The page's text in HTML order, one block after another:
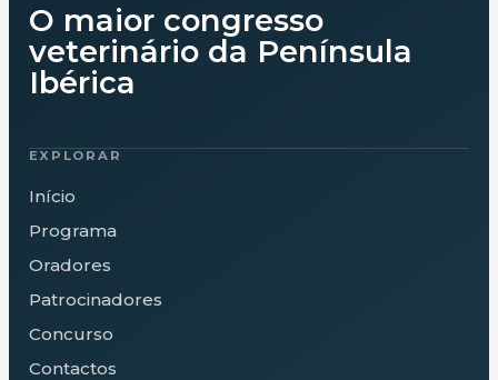
O maior congresso
veterinário da Península
Ibérica
EXPLORAR
Início
Programa
Oradores
Patrocinadores
Concurso
Contactos